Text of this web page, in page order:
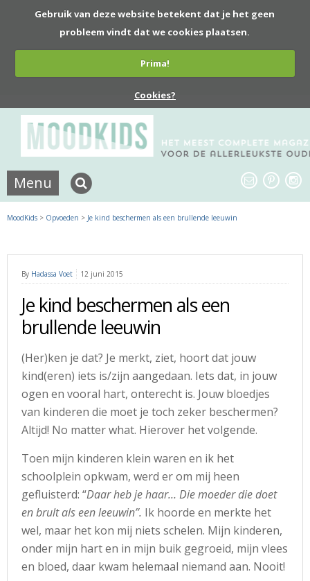
Gebruik van deze website betekent dat je het geen
probleem vindt dat we cookies plaatsen.
Prima!
Cookies?
Menu
MoodKids > Opvoeden > Je kind beschermen als een brullende leeuwin
By Hadassa Voet 12 juni 2015
Je kind beschermen als een
brullende leeuwin
(Her)ken je dat? Je merkt, ziet, hoort dat jouw
kind(eren) iets is/zijn aangedaan. Iets dat, in jouw
ogen en vooral hart, onterecht is. Jouw bloedjes
van kinderen die moet je toch zeker beschermen?
Altijd! No matter what. Hierover het volgende.
Toen mijn kinderen klein waren en ik het
schoolplein opkwam, werd er om mij heen
gefluisterd: “Daar heb je haar… Die moeder die doet
en brult als een leeuwin’’. Ik hoorde en merkte het
wel, maar het kon mij niets schelen. Mijn kinderen,
onder mijn hart en in mijn buik gegroeid, mijn vlees
en bloed, daar kwam helemaal niemand aan. Nooit!